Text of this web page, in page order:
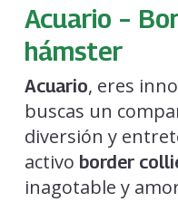
Acuario –
hámster
Acuario, eres
buscas un
diversión y
activo border
inagotable y